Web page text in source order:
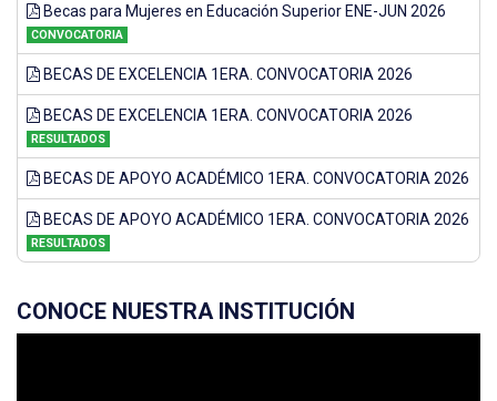
Becas para Mujeres en Educación Superior ENE-JUN 2026
CONVOCATORIA
BECAS DE EXCELENCIA 1ERA. CONVOCATORIA 2026
BECAS DE EXCELENCIA 1ERA. CONVOCATORIA 2026
RESULTADOS
BECAS DE APOYO ACADÉMICO 1ERA. CONVOCATORIA 2026
BECAS DE APOYO ACADÉMICO 1ERA. CONVOCATORIA 2026
RESULTADOS
CONOCE NUESTRA INSTITUCIÓN